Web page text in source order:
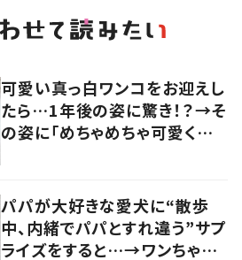
可愛い真っ白ワンコをお迎えし
たら…1年後の姿に驚き！？→そ
の姿に「めちゃめちゃ可愛くて
パパが大好きな愛犬に“散歩
中、内緒でパパとすれ違う”サプ
ライズをすると…→ワンちゃん